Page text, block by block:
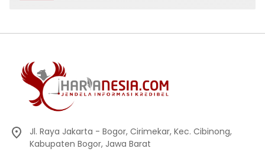
Jl. Raya Jakarta - Bogor, Cirimekar, Kec. Cibinong,
Kabupaten Bogor, Jawa Barat